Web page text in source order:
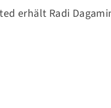
erhält Radi